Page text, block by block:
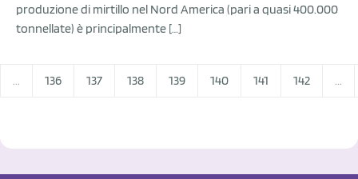
produzione di mirtillo nel Nord America (pari a quasi 400.000
tonnellate) è principalmente […]
136 137 138 139 140 141 142